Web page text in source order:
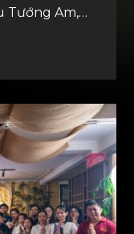
Tướng Am,
với sự hiện
đức, quý